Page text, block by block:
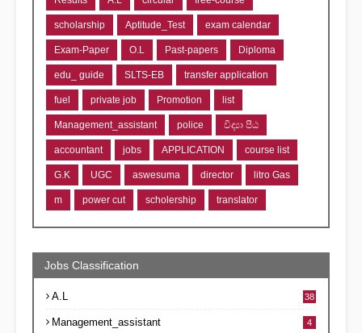
scholarship Aptitude_Test exam calendar
Exam-Paper O.L Past-papers Diploma
edu_ guide SLTS-EB transfer application
fuel private job Promotion list
Management_assistant police විද්‍යා පීඨ
accountant jobs APPLICATION course list
G.K UGC aswesuma director litro Gas
m power cut scholership translator
Jobs Classification
A.L 38
Management_assistant 4